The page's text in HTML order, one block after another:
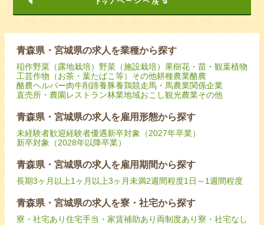
青森県・宮城県の求人を業種から探す
稲作野菜（露地栽培） 野菜（施設栽培） 果樹花・苗・観葉植物
工芸作物（お茶・葉たばこ等） その他耕種農業酪農
酪農ヘルパー肉牛削蹄養豚養鶏競走馬・馬農業関係企業
直売所・農園レストラン林業地域おこし観光農業その他
青森県・宮城県の求人を雇用形態から探す
未経験者歓迎経験者優遇新卒対象（2027年卒業）
新卒対象（2028年以降卒業）
青森県・宮城県の求人を雇用期間から探す
長期3ヶ月以上1ヶ月以上3ヶ月未満2週間程度1日～1週間程度
青森県・宮城県の求人を寮・社宅から探す
寮・社宅あり住宅手当・家賃補助あり 両制度あり寮・社宅なし